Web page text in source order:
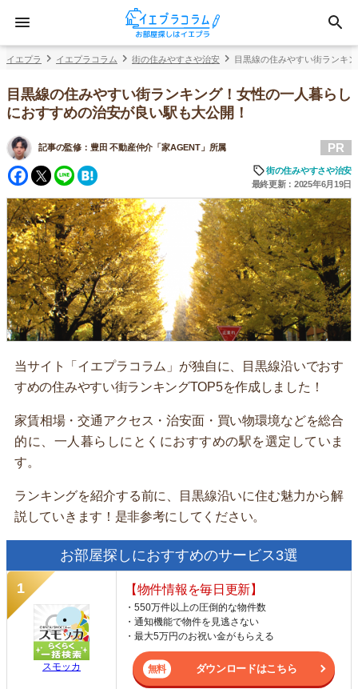
イエプラ イエプラコラム 街の住みやすさや治安 目黒線の住みやすい街ランキ
目黒線の住みやすい街ランキング！女性の一人暮らし
におすすめの治安が良い駅も大公開！
記事の監修： 豊田 不動産仲介「家AGENT」所属
Facebook
Twitter
Line
PR
街の住みやすさや治安
最終更新：2025年6月19日
当サイト「イエプラコラム」が独自に、目黒線沿いでおす
すめの住みやすい街ランキングTOP5を作成しました！
家賃相場・交通アクセス・治安面・買い物環境などを総合
的に、一人暮らしにとくにおすすめの駅を選定していま
す。
ランキングを紹介する前に、目黒線沿いに住む魅力から解
説していきます！是非参考にしてください。
お部屋探しにおすすめのサービス3選
スモッカ
【物件情報を毎日更新】
・550万件以上の圧倒的な物件数
・通知機能で物件を見逃さない
・最大5万円のお祝い金がもらえる
ダウンロードはこちら